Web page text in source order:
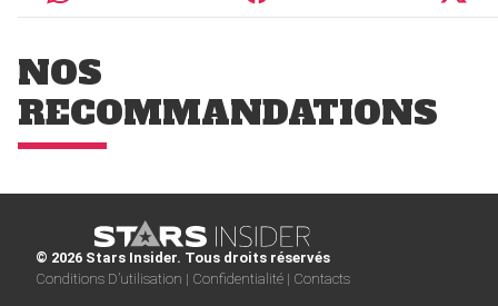
NOS
RECOMMANDATIONS
© 2026 Stars Insider. Tous droits réservés
Conditions D’utilisation | Confidentialité | Contacts